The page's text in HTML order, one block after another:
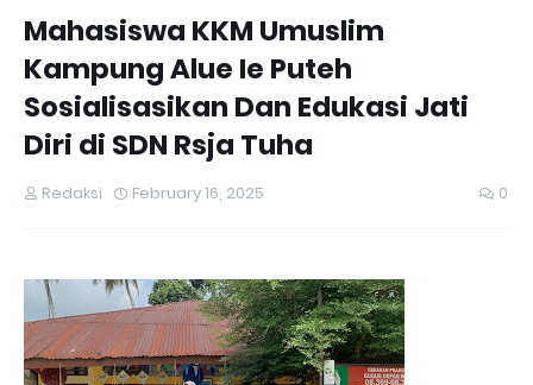
Mahasiswa KKM Umuslim
Kampung Alue Ie Puteh
Sosialisasikan Dan Edukasi Jati
Diri di SDN Rsja Tuha
Redaksi February 16, 2025 0